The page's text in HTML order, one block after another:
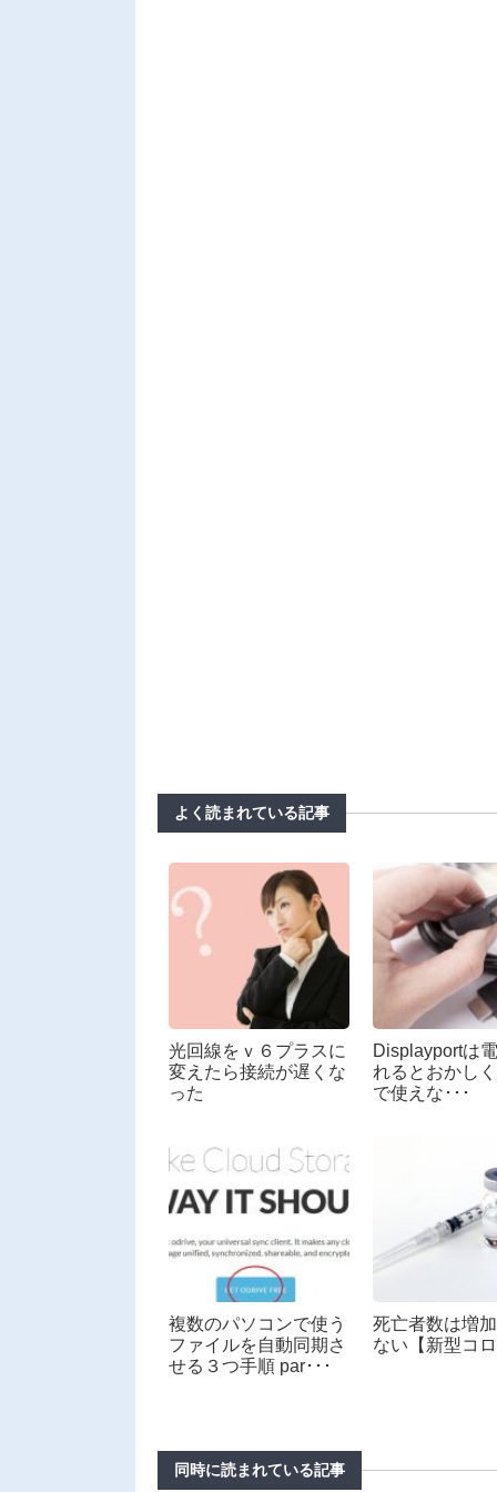
よく読まれている記事
光回線をｖ６プラスに
変えたら接続が遅くな
った
Displayportは
れるとおかし
で使えな･･･
複数のパソコンで使う
ファイルを自動同期さ
せる３つ手順 par･･･
死亡者数は増
ない【新型コロ
同時に読まれている記事